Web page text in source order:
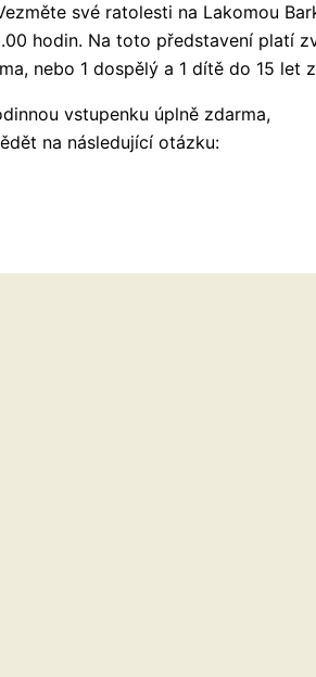
své ratolesti na Lakomou
hodin. Na toto představení platí
nebo 1 dospělý a 1 dítě do 15 let
vstupenku úplně zdarma,
na následující otázku: